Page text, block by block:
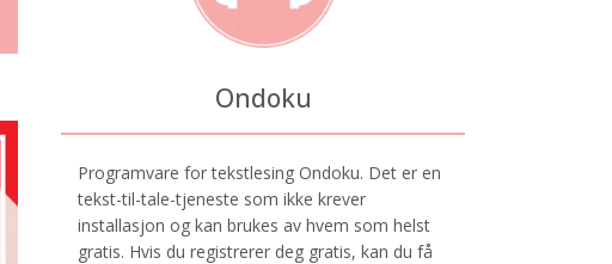
Ondoku
Programvare for tekstlesing Ondoku. Det er en
tekst-til-tale-tjeneste som ikke krever
installasjon og kan brukes av hvem som helst
gratis. Hvis du registrerer deg gratis, kan du få